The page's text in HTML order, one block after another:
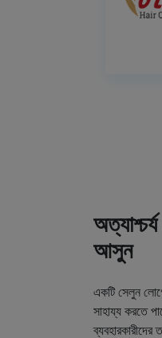
আসুন
একটি সেলুন
সাহায্য করতে